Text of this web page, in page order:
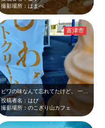
撮影場所：はまべ
ビワの味なんて忘れてたけど、 一口食べたら 「あー、びわだー」 ってなっ…
投稿者名：はぴ
撮影場所：のこぎり山カフェ
富津市